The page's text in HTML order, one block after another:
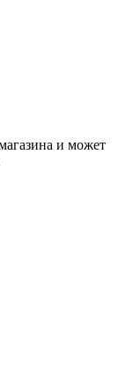
и может